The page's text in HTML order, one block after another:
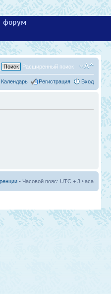
форум
Расширенный поиск
Календарь Регистрация Вход
• Часовой пояс: UTC + 3 часа